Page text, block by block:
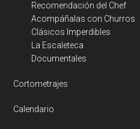
Recomendación del Chef
Acompáñalas con Churros
Clásicos Imperdibles
La Escaleteca
Documentales
Cortometrajes
Calendario